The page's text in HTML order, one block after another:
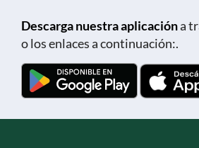
Descarga nuestra aplicacióna
o los enlaces a continuación:.